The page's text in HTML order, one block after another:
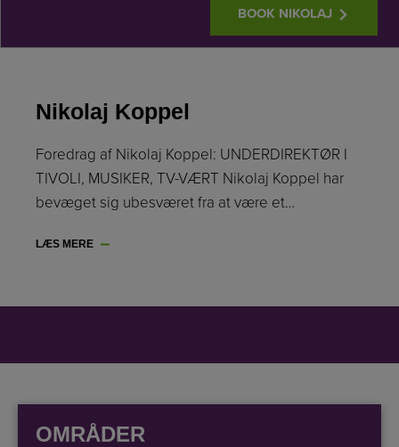
Nikolaj Koppel
Foredrag af Nikolaj Koppel: UNDERDIREKTØR I
TIVOLI, MUSIKER, TV-VÆRT Nikolaj Koppel har
bevæget sig ubesværet fra at være et…
LÆS MERE
BOOK NIKOLAJ
OMRÅDER